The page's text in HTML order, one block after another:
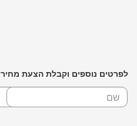
לפרטים נוספים וקבלת הצעת מחיר